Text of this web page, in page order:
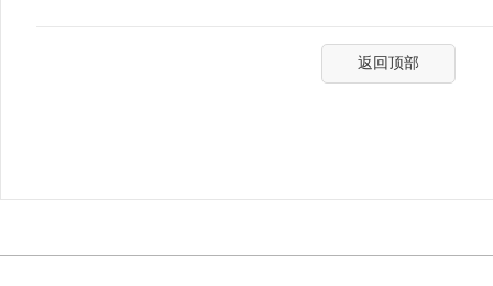
返回顶部